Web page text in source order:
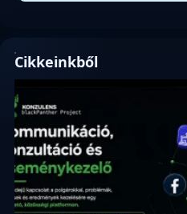
Cikkeinkből